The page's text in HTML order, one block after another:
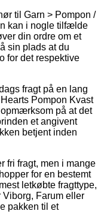
til Garn > Pompon /
kan i nogle tilfælde
din ordre om et
sin plads at du
for det respektive
fragt på en lang
Pompon Kvast
på at det
et angivent
betjent inden
fri fragt, men i mange
for en bestemt
letkøbte fragttype,
Farum eller
pakken til et